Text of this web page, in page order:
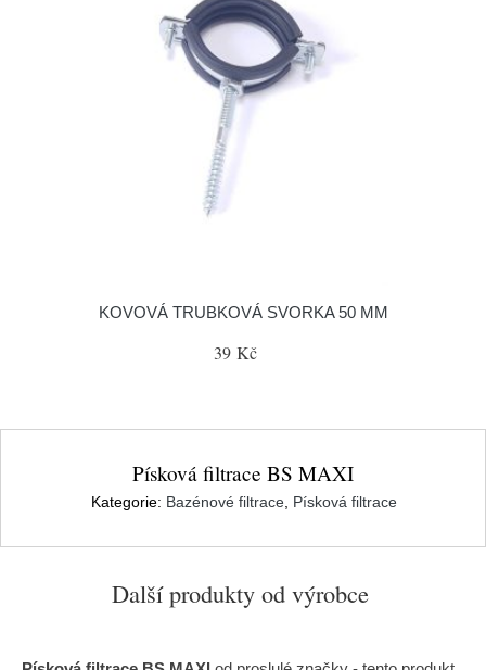
KOVOVÁ TRUBKOVÁ SVORKA 50 MM
39 Kč
Písková filtrace BS MAXI
Kategorie: Bazénové filtrace Písková filtrace
Další produkty od výrobce